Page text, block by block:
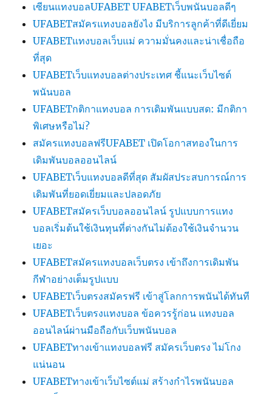
เซียนแทงบอลUFABET UFABETเว็บพนันบอลดีๆ
UFABETสมัครแทงบอลยังไง มีบริการลูกค้าที่ดีเยี่ยม
UFABETแทงบอลเว็บแม่ ความมั่นคงและน่าเชื่อถือ
ที่สุด
UFABETเว็บแทงบอลต่างประเทศ ชี้แนะเว็บไซต์
พนันบอล
UFABETกติกาแทงบอล การเดิมพันแบบสด: มีกติกา
พิเศษหรือไม่?
สมัครแทงบอลฟรีUFABET เปิดโอกาสทองในการ
เดิมพันบอลออนไลน์
UFABETเว็บแทงบอลดีที่สุด สัมผัสประสบการณ์การ
เดิมพันที่ยอดเยี่ยมและปลอดภัย
UFABETสมัครเว็บบอลออนไลน์ รูปแบบการแทง
บอลเริ่มต้นใช้เงินทุนที่ต่างกันไม่ต้องใช้เงินจำนวน
เยอะ
UFABETสมัครแทงบอลเว็บตรง เข้าถึงการเดิมพัน
กีฬาอย่างเต็มรูปแบบ
UFABETเว็บตรงสมัครฟรี เข้าสู่โลกการพนันได้ทันที
UFABETเว็บตรงแทงบอล ข้อควรรู้ก่อน แทงบอล
ออนไลน์ผ่านมือถือกับเว็บพนันบอล
UFABETทางเข้าแทงบอลฟรี สมัครเว็บตรง ไม่โกง
แน่นอน
UFABETทางเข้าเว็บไซต์แม่ สร้างกำไรพนันบอล